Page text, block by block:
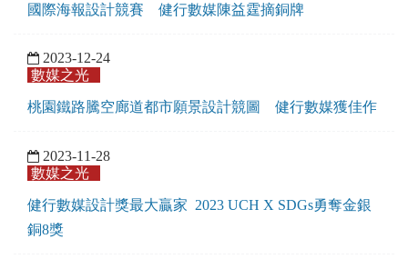
國際海報設計競賽 健行數媒陳益霆摘銅牌
2023-12-24
數媒之光
桃園鐵路騰空廊道都市願景設計競圖 健行數媒獲佳作
2023-11-28
數媒之光
健行數媒設計獎最大贏家 2023 UCH X SDGs勇奪金銀
銅8獎